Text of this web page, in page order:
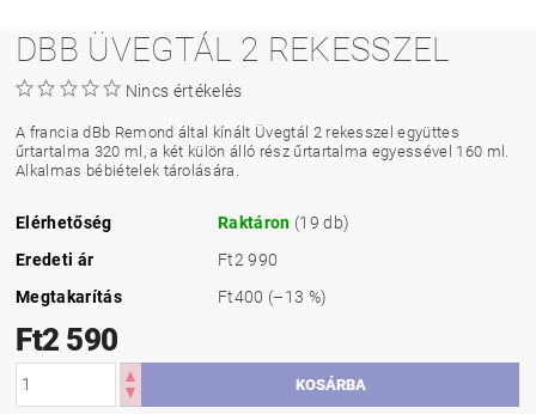
DBB ÜVEGTÁL 2 REKESSZEL
Nincs értékelés
A francia dBb Remond által kínált Üvegtál 2 rekesszel együttes
űrtartalma 320 ml, a két külön álló rész űrtartalma egyessével 160 ml.
Alkalmas bébiételek tárolására.
Elérhetőség Raktáron (19 db)
Eredeti ár
Ft2 990
Megtakarítás
Ft400 (–13 %)
Ft2 590